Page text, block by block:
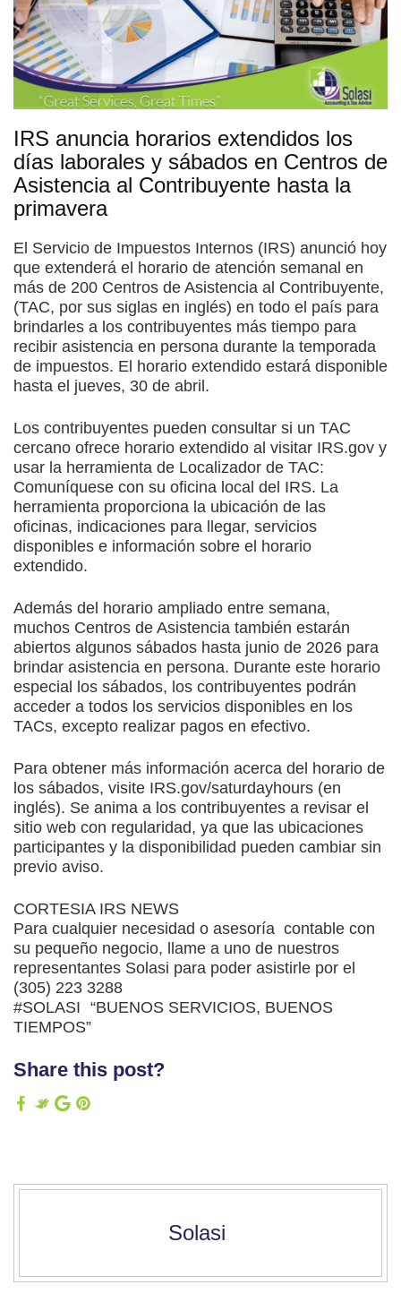
IRS anuncia horarios extendidos los
días laborales y sábados en Centros de
Asistencia al Contribuyente hasta la
primavera
El Servicio de Impuestos Internos (IRS) anunció hoy
que extenderá el horario de atención semanal en
más de 200 Centros de Asistencia al Contribuyente,
(TAC, por sus siglas en inglés) en todo el país para
brindarles a los contribuyentes más tiempo para
recibir asistencia en persona durante la temporada
de impuestos. El horario extendido estará disponible
hasta el jueves, 30 de abril.
Los contribuyentes pueden consultar si un TAC
cercano ofrece horario extendido al visitar IRS.gov y
usar la herramienta de Localizador de TAC:
Comuníquese con su oficina local del IRS. La
herramienta proporciona la ubicación de las
oficinas, indicaciones para llegar, servicios
disponibles e información sobre el horario
extendido.
Además del horario ampliado entre semana,
muchos Centros de Asistencia también estarán
abiertos algunos sábados hasta junio de 2026 para
brindar asistencia en persona. Durante este horario
especial los sábados, los contribuyentes podrán
acceder a todos los servicios disponibles en los
TACs, excepto realizar pagos en efectivo.
Para obtener más información acerca del horario de
los sábados, visite IRS.gov/saturdayhours (en
inglés). Se anima a los contribuyentes a revisar el
sitio web con regularidad, ya que las ubicaciones
participantes y la disponibilidad pueden cambiar sin
previo aviso.
CORTESIA IRS NEWS
Para cualquier necesidad o asesoría contable con
su pequeño negocio, llame a uno de nuestros
representantes Solasi para poder asistirle por el
(305) 223 3288
#SOLASI “BUENOS SERVICIOS, BUENOS
TIEMPOS”
Share this post?
Solasi